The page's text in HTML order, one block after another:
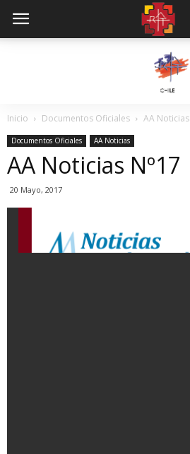
Inicio Documentos Oficiales AA Noticias
Documentos Oficiales AA Noticias
AA Noticias Nº17
20 Mayo, 2017